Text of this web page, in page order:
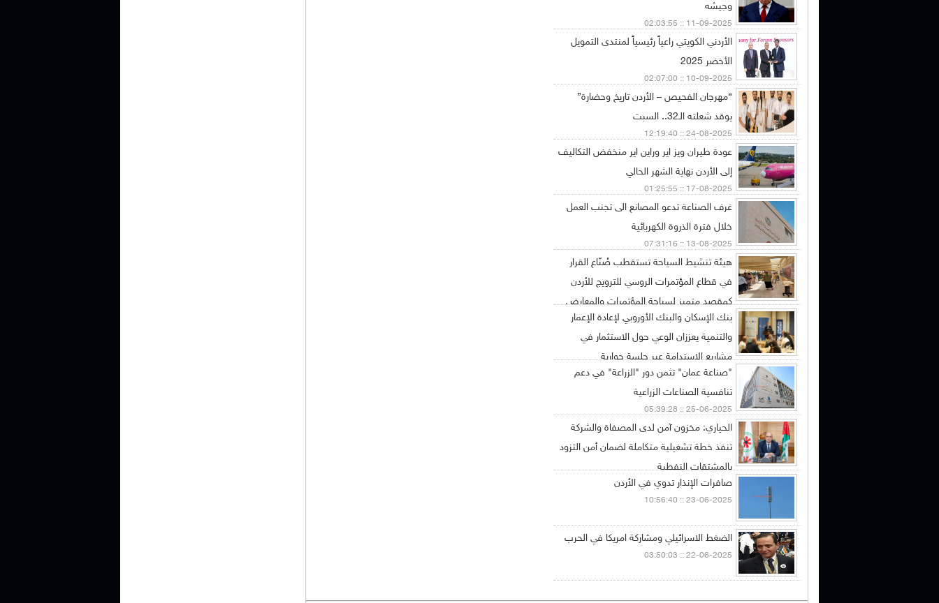
وجيشه
11-09-2025 :: 02:03:55
الأردني الكويتي راعياً رئيسياً لمنتدى التمويل
الأخضر 2025
10-09-2025 :: 02:07:00
“مهرجان الفحيص – الأردن تاريخ وحضارة”
يوقد شعلته الـ32.. السبت
24-08-2025 :: 12:19:40
عودة طيران ويز اير وراين اير منخفض التكاليف
إلى الأردن نهاية الشهر الحالي
17-08-2025 :: 01:25:55
غرف الصناعة تدعو المصانع الى تجنب العمل
خلال فترة الذروة الكهربائية
13-08-2025 :: 07:31:16
هيئة تنشيط السياحة تستقطب صُنّاع القرار
في قطاع المؤتمرات الروسي للترويج للأردن
كمقصد متميز لسياحة المؤتمرات والمعارض
06-07-2025 :: 09:23:43
بنك الإسكان والبنك الأوروبي لإعادة الإعمار
والتنمية يعززان الوعي حول الاستثمار في
مشاريع الاستدامة عبر جلسة حوارية
02-07-2025 :: 08:07:20
"صناعة عمان" تثمن دور "الزراعة" في دعم
تنافسية الصناعات الزراعية
25-06-2025 :: 05:39:28
الحياري: مخزون آمن لدى المصفاة والشركة
تنفذ خطة تشغيلية متكاملة لضمان أمن التزود
بالمشتقات النفطية
25-06-2025 :: 05:36:50 صافرات الإنذار تدوي في الأردن
23-06-2025 :: 10:56:40
الضغط الاسرائيلي ومشاركة امريكا في الحرب
22-06-2025 :: 03:50:03